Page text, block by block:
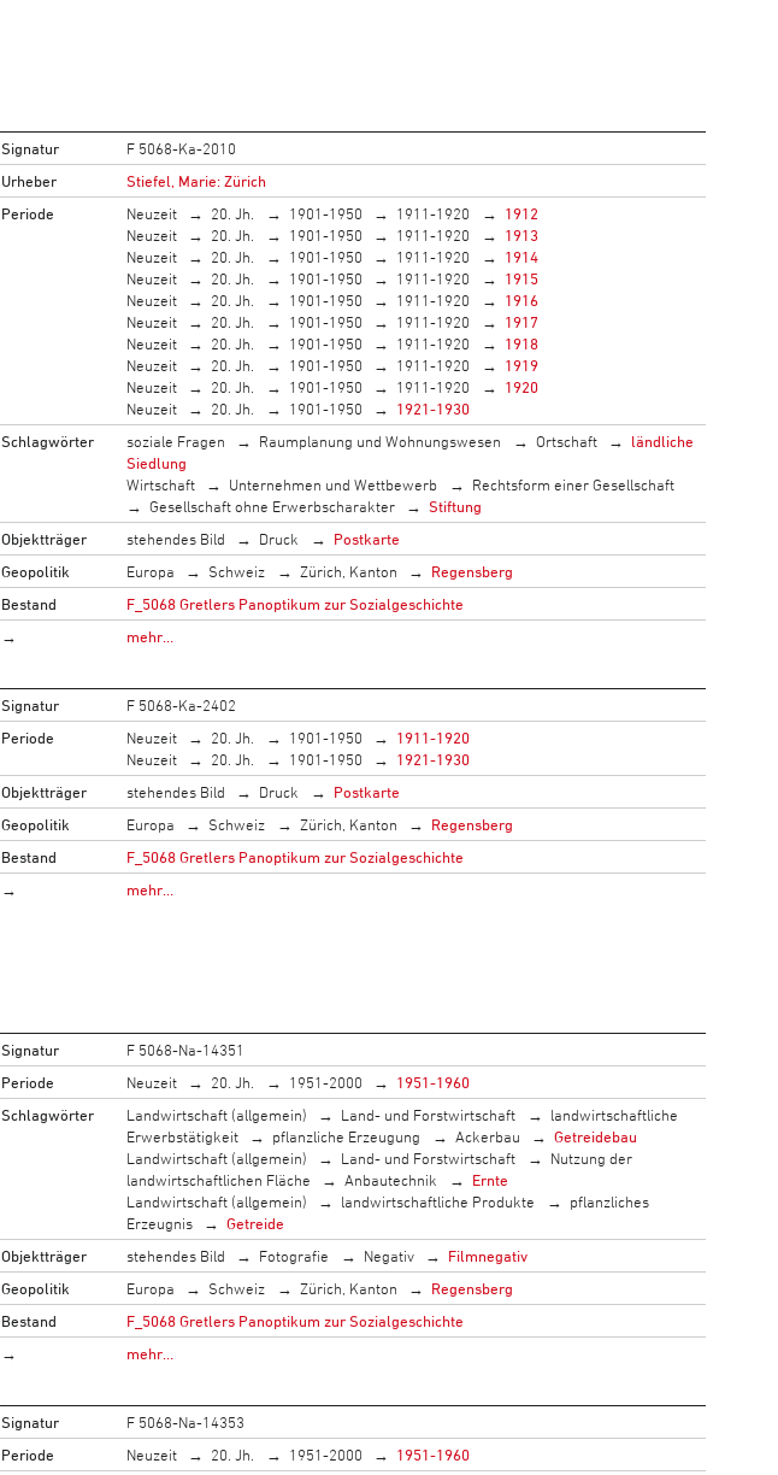
Signatur
F 5068-Ka-2010
Urheber
Stiefel, Marie: Zürich
Periode
Neuzeit 20. Jh. 1901-1950 1911-1920
1912
Neuzeit
20. Jh. 1901-1950 1911-1920
1913
Neuzeit
20. Jh. 1901-1950 1911-1920
1914
Neuzeit
20. Jh. 1901-1950 1911-1920
1915
Neuzeit
20. Jh. 1901-1950 1911-1920
1916
Neuzeit
20. Jh. 1901-1950 1911-1920
1917
Neuzeit
20. Jh. 1901-1950 1911-1920
1918
Neuzeit
20. Jh. 1901-1950 1911-1920
1919
Neuzeit
20. Jh. 1901-1950 1911-1920
1920
Neuzeit
20. Jh. 1901-1950
1921-1930
Schlagwörter
soziale Fragen Raumplanung und Wohnungswesen Ortschaft
ländliche
Siedlung
Wirtschaft
Unternehmen und Wettbewerb
Rechtsform einer Gesellschaft
Gesellschaft ohne Erwerbscharakter
Stiftung
Objektträger
stehendes Bild Druck
Postkarte
Geopolitik
Europa Schweiz Zürich, Kanton
Regensberg
Bestand
F_5068 Gretlers Panoptikum zur Sozialgeschichte
→
mehr…
Signatur
F 5068-Ka-2402
Periode
Neuzeit 20. Jh. 1901-1950
1911-1920
Neuzeit
20. Jh. 1901-1950
1921-1930
Objektträger
stehendes Bild Druck
Postkarte
Geopolitik
Europa Schweiz Zürich, Kanton
Regensberg
Bestand
F_5068 Gretlers Panoptikum zur Sozialgeschichte
→
mehr…
Signatur
F 5068-Na-14351
Periode
Neuzeit 20. Jh. 1951-2000
1951-1960
Schlagwörter
Landwirtschaft (allgemein) Land- und Forstwirtschaft
landwirtschaftliche
Erwerbstätigkeit
pflanzliche Erzeugung Ackerbau
Getreidebau
Landwirtschaft (allgemein)
Land- und Forstwirtschaft
Nutzung der
landwirtschaftlichen Fläche
Anbautechnik
Ernte
Landwirtschaft (allgemein)
landwirtschaftliche Produkte
pflanzliches
Erzeugnis
Getreide
Objektträger
stehendes Bild Fotografie Negativ
Filmnegativ
Geopolitik
Europa Schweiz Zürich, Kanton
Regensberg
Bestand
F_5068 Gretlers Panoptikum zur Sozialgeschichte
→
mehr…
Signatur
F 5068-Na-14353
Periode
Neuzeit 20. Jh. 1951-2000
1951-1960